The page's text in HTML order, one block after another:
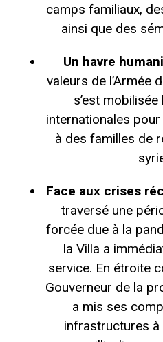
camps familiaux,
ainsi que des
Un havre
valeurs de l’Armée
s’est
internationales
à des familles de
Face aux crises
traversé une
forcée due à la
la Villa a
service. En étroite
Gouverneur de la
a mis ses
infrastructures